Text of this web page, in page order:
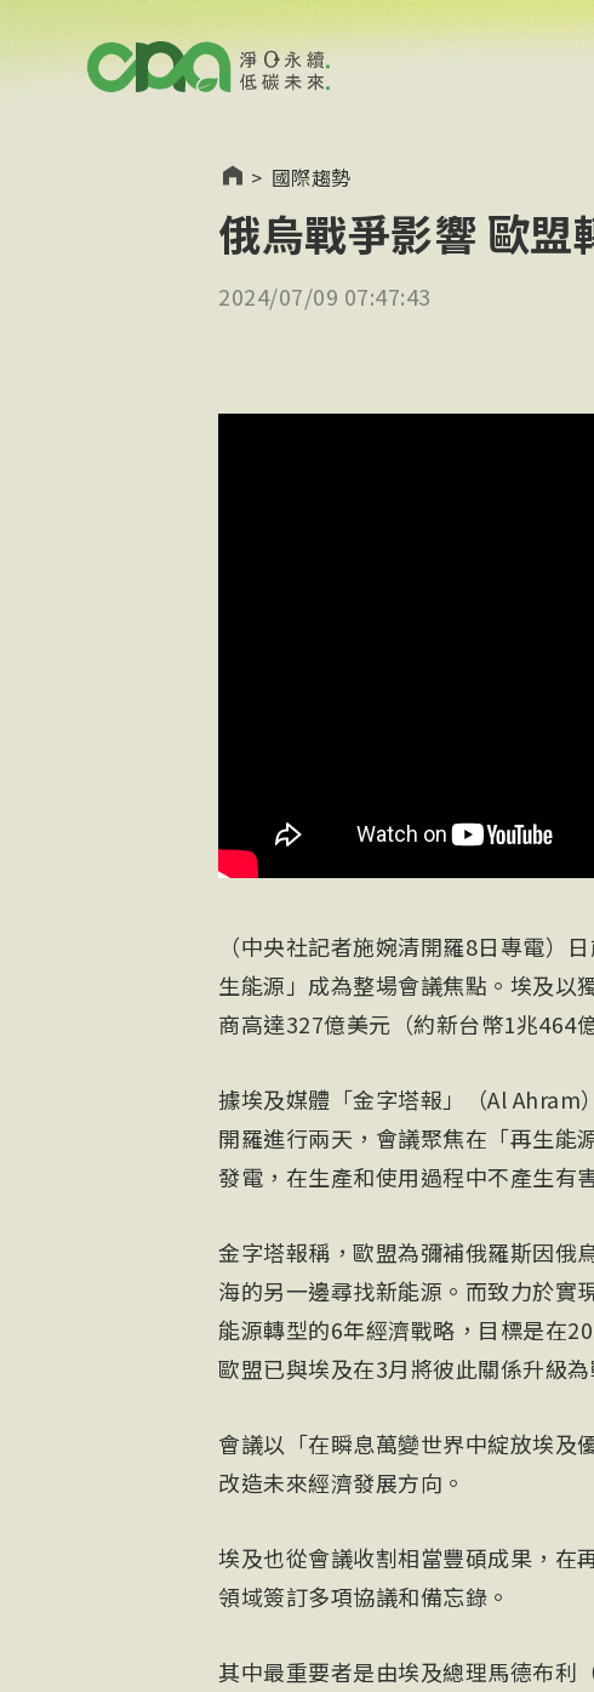
> 國際趨勢
俄烏戰爭影響 歐
2024/07/09 07:47:43
（中央社記者施婉清開羅8日專電）
生能源」成為整場會議焦點。埃及以
商高達327億美元（約新台幣1兆464
據埃及媒體「金字塔報」（Al
開羅進行兩天，會議聚焦在「再生能
發電，在生產和使用過程中不產生有
金字塔報稱，歐盟為彌補俄羅斯因俄
海的另一邊尋找新能源。而致力於實
能源轉型的6年經濟戰略，目標是在
歐盟已與埃及在3月將彼此關係升級為
會議以「在瞬息萬變世界中綻放埃及
改造未來經濟發展方向。
埃及也從會議收割相當豐碩成果，在
領域簽訂多項協議和備忘錄。
其中最重要者是由埃及總理馬德布